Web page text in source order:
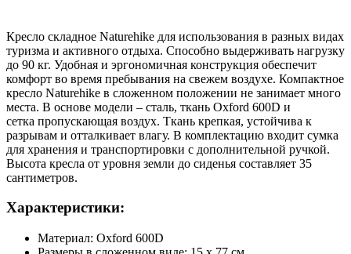
Кресло складное Naturehike для использования в разных видах
туризма и активного отдыха. Способно выдерживать нагрузку
до 90 кг. Удобная и эргономичная конструкция обеспечит
комфорт во время пребывания на свежем воздухе. Компактное
кресло Naturehike в сложенном положении не занимает много
места. В основе модели – сталь, ткань Oxford 600D и
сетка пропускающая воздух. Ткань крепкая, устойчива к
разрывам и отталкивает влагу. В комплектацию входит сумка
для хранения и транспортировки с дополнительной ручкой.
Высота кресла от уровня земли до сиденья составляет 35
сантиметров.
Характеристики:
Материал: Oxford 600D